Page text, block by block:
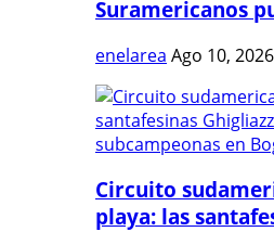
Suramericanos
enelarea Ago 10, 2026
Circuito
playa: las